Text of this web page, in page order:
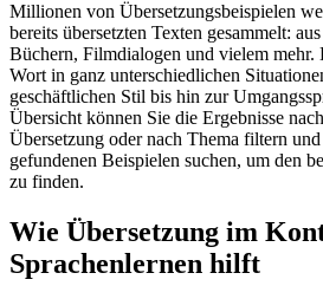
Millionen von Übersetzungsbeispielen
bereits übersetzten Texten gesammelt:
Büchern, Filmdialogen und vielem mehr.
Wort in ganz unterschiedlichen
geschäftlichen Stil bis hin zur
Übersicht können Sie die Ergebnisse
Übersetzung oder nach Thema filtern
gefundenen Beispielen suchen, um den
zu finden.
Wie Übersetzung im
Sprachenlernen hilft